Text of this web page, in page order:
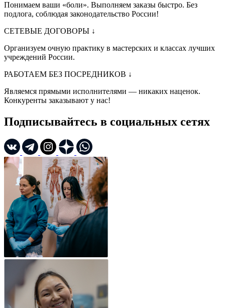
Понимаем ваши «боли». Выполняем заказы быстро. Без
подлога, соблюдая законодательство России!
СЕТЕВЫЕ ДОГОВОРЫ ↓
Организуем очную практику в мастерских и классах лучших
учреждений России.
РАБОТАЕМ БЕЗ ПОСРЕДНИКОВ ↓
Являемся прямыми исполнителями — никаких наценок.
Конкуренты заказывают у нас!
Подписывайтесь в социальных сетях